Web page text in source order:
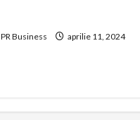
PR Business aprilie 11, 2024